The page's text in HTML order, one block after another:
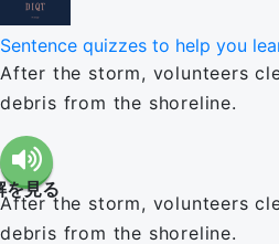
Sentence quizzes to help you
After the storm, volunteers
debris from the shoreline.
を見る
After the storm, volunteers
debris from the shoreline.